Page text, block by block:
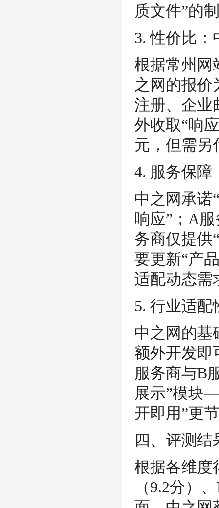
质文件”的
3. 性价比：
根据常州网
之网的报价
注册、企业
外收取“响
元，但需另
4. 服务保障
中之网承诺
响应”；A
务商仅提
要更新“产
适配动态需
5. 行业适配
中之网的基
额外开发即
服务商与B
展示”模块
开即用”更
四、评测
根据各维度
（9.2分）